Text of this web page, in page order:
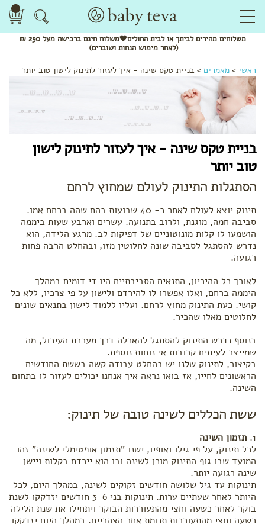
משלוחיםמהיריםלביתך או לבית החולים🖤משלוחחינם
ברכישה מעל 250 ₪
(לאחר מימוש הנחות ושוברים)
ראשי > מאמרים > בניית טקס שינה - איך לעזור לתינוק לישון טוב יותר
בניית טקס שינה - איך לעזור לתינוק לישון
טוב יותר
הסתגלות התינוק לעולם שמחוץ לרחם
תינוק יוצא לעולם לאחר כ- 40 שבועות בהם שהה ברחם אמו.
סביבה חמה, מוגנת, ולרוב בתנועה. עשרים וארבע שעות ביממה
הושמעו לו קלות מונוטוניים של דפיקות לב. מרגע הלידה, הוא
נדרש להסתגל לסביבה שונה לחלוטין מזו, ובהחלט הרבה פחות
רגועה.
לאורך כל ההיריון, התנאים הסביבתיים היו די דומים במהלך
היממה ברחם, ואלו אפשרו לו להירדם ולישון על פי צרכיו, ללא כל
קושי. כעת התינוק מחוץ לרחם. ועליו ללמוד לישון בתנאים שונים
לחלוטים מאלו שהכיר.
בנוסף נדרש התינוק להסתגל להאכלה דרך מערכת העיכול, מה
שמייצר לעיתים קרובות אי נוחות נוספת.
בקיצור, לתינוק שלנו יש בהחלט עבודה קשה בששת החודשים
הראשונים לחייו, אז בואו נראה איך אנחנו יכולים לעזור לו בתחום
השינה.
ששת הכללים לשינה טובה של תינוק:
תזמון השינה
לכל תינוק, על פי גילו ואופיו, ישנו "תזמון אופטימלי לשינה" זהו
המועד שבו גוף התינוק מוכן לשינה ובו הוא יירדם בקלות ויישן
שינה רגועה יותר.
תינוקות עד גיל שלושה חודשים זקוקים לשינה, במהלך היום, לכל
היותר לאחר שעתיים ערות. תינוקות בני 3-6 חודשים יזדקקו לשנת
בוקר לאחר כשעה וחצי מהתעוררות הבוקר ויתחילו את שנת הלילה
כשעה וחצי מהתעוררות תנומת אחר הצהריים. במהלך היום יזדקקו